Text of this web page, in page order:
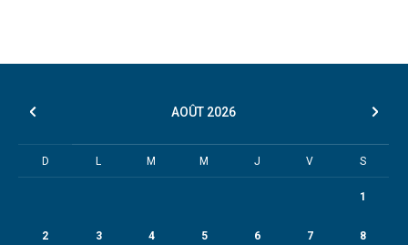
AOÛT 2026
D L M M J V S
1
2 3 4 5 6 7 8